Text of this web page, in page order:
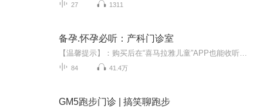
27 1311
备孕.怀孕必听：产科门诊室
84 41.4万
GM5跑步门诊 | 搞笑聊跑步